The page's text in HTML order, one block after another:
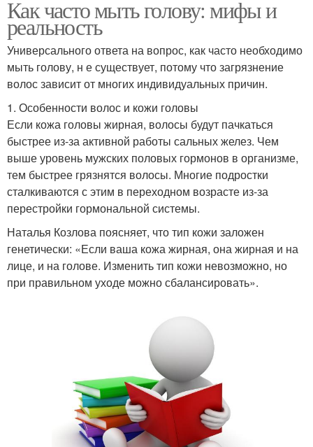
Как часто мыть голову: мифы и
реальность
Универсального ответа на вопрос, как часто необходимо
мыть голову, н е существует, потому что загрязнение
волос зависит от многих индивидуальных причин.
1. Особенности волос и кожи головы
Если кожа головы жирная, волосы будут пачкаться
быстрее из-за активной работы сальных желез. Чем
выше уровень мужских половых гормонов в организме,
тем быстрее грязнятся волосы. Многие подростки
сталкиваются с этим в переходном возрасте из-за
перестройки гормональной системы.
Наталья Козлова поясняет, что тип кожи заложен
генетически: «Если ваша кожа жирная, она жирная и на
лице, и на голове. Изменить тип кожи невозможно, но
при правильном уходе можно сбалансировать».